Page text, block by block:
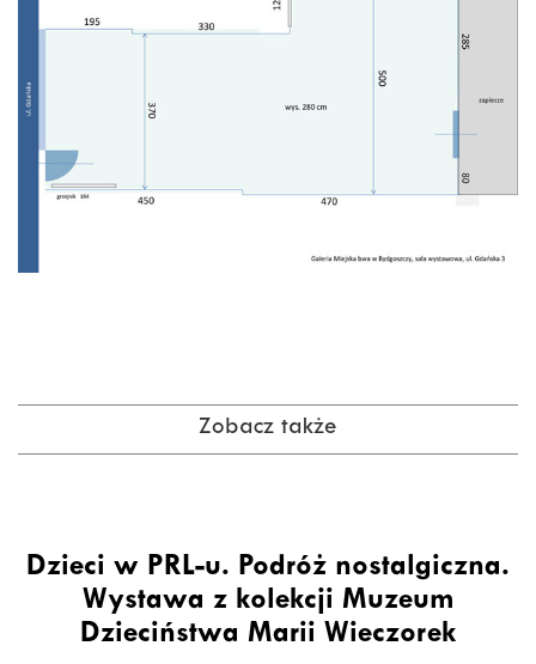
Zobacz także
Dzieci w PRL-u. Podróż nostalgiczna.
Wystawa z kolekcji Muzeum
Dzieciństwa Marii Wieczorek